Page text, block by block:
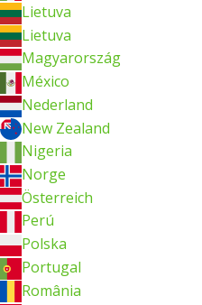
Lietuva
Lietuva
Magyarország
México
Nederland
New Zealand
Nigeria
Norge
Österreich
Perú
Polska
Portugal
România